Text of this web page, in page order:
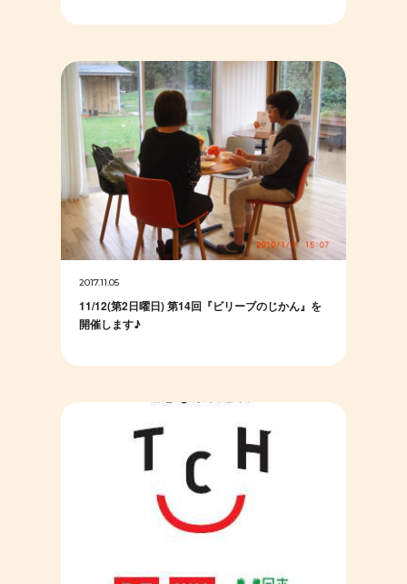
2017.11.05
11/12(第2日曜日) 第14回『ビリーブのじかん』を
開催します♪